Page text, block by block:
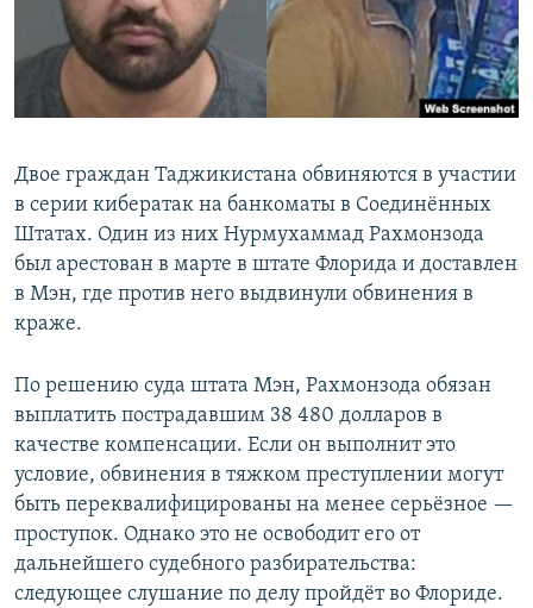
Двое граждан Таджикистана обвиняются в участии
в серии кибератак на банкоматы в Соединённых
Штатах. Один из них Нурмухаммад Рахмонзода
был арестован в марте в штате Флорида и доставлен
в Мэн, где против него выдвинули обвинения в
краже.
По решению суда штата Мэн, Рахмонзода обязан
выплатить пострадавшим 38 480 долларов в
качестве компенсации. Если он выполнит это
условие, обвинения в тяжком преступлении могут
быть переквалифицированы на менее серьёзное —
проступок. Однако это не освободит его от
дальнейшего судебного разбирательства:
следующее слушание по делу пройдёт во Флориде.